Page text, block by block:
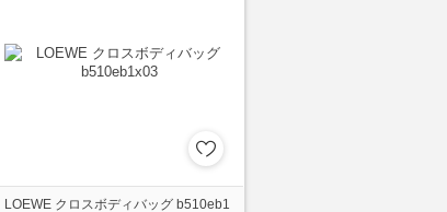
LOEWE クロスボディバッグ b510eb1